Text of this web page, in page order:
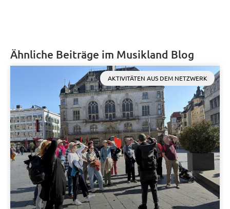
Ähnliche Beiträge im Musikland Blog
AKTIVITÄTEN AUS DEM NETZWERK